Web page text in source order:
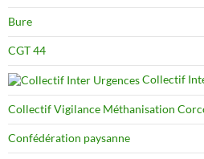
Bure
CGT 44
Collectif
Collectif Vigilance Méthanisation
Confédération paysanne